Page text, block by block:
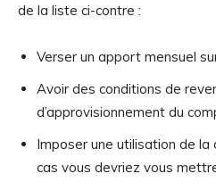
de la liste ci-contre :
Verser un apport mensuel
Avoir des conditions de
d’approvisionnement du
Imposer une utilisation de
cas vous devriez vous